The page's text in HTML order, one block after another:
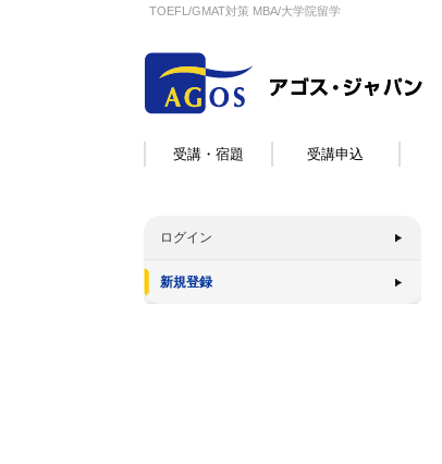
TOEFL/GMAT対策 MBA/大学院留学
受講・宿題 受講申込
ログイン
新規登録